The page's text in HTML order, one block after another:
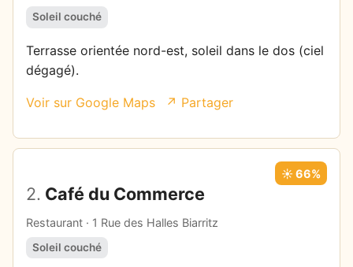
Soleil couché
Terrasse orientée nord-est, soleil dans le dos (ciel
dégagé).
Voir sur Google Maps ↗ Partager
2. Café du Commerce
Restaurant · 1 Rue des Halles Biarritz
☀️ 66%
Soleil couché